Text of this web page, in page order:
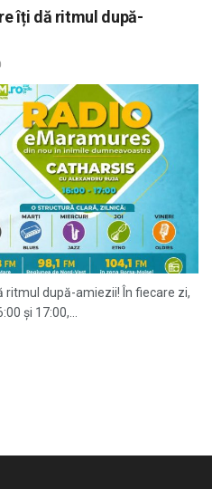
îți dă ritmul după-
ritmul după-amiezii! În fiecare zi,
și 17:00,...